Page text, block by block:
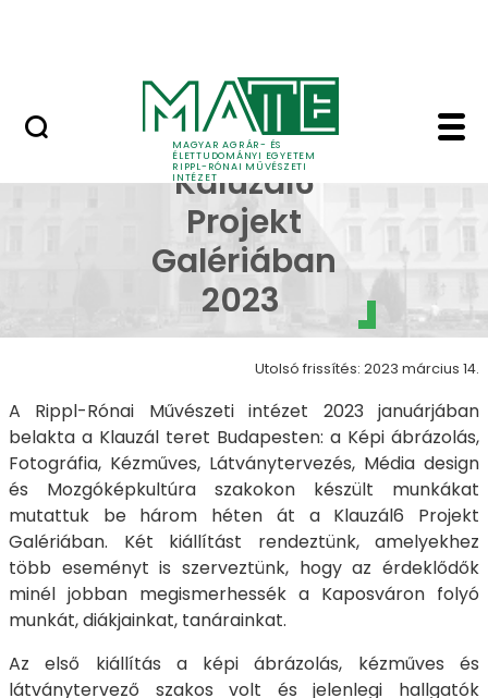
MAGYAR AGRÁR- ÉS
ÉLETTUDOMÁNYI EGYETEM
RIPPL-RÓNAI MŰVÉSZETI
INTÉZET
Klauzál6 - RIPPL*
RIPPL* a
Kaluzál6
Projekt
Galériában
2023
Utolsó frissítés: 2023 március 14.
A Rippl-Rónai Művészeti intézet 2023 januárjában
belakta a Klauzál teret Budapesten: a Képi ábrázolás,
Fotográfia, Kézműves, Látványtervezés, Média design
és Mozgóképkultúra szakokon készült munkákat
mutattuk be három héten át a Klauzál6 Projekt
Galériában. Két kiállítást rendeztünk, amelyekhez
több eseményt is szerveztünk, hogy az érdeklődők
minél jobban megismerhessék a Kaposváron folyó
munkát, diákjainkat, tanárainkat.
Az első kiállítás a képi ábrázolás, kézműves és
látványtervező szakos volt és jelenlegi hallgatók